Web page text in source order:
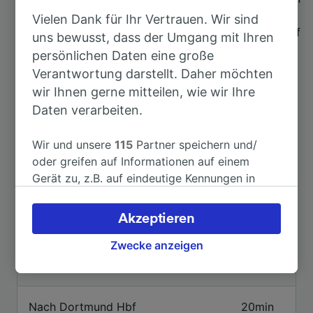
erreicht werden. Sehenswürdigkeiten wie der
Wetterschacht Margarethe und der Emscherquellhof
können nach ca. 25 Gehminuten besichtigt werden
und das Freibad Schöne Flöte ist nach 22 Minuten
zu Fuß erreichbar.
Top Strecken ab Holzwickede
Nach Dortmund Hbf 20min
Vielen Dank für Ihr Vertrauen. Wir sind
uns bewusst, dass der Umgang mit Ihren
persönlichen Daten eine große
Verantwortung darstellt. Daher möchten
wir Ihnen gerne mitteilen, wie wir Ihre
Daten verarbeiten.
Wir und unsere115 Partner speichern und/
oder greifen auf Informationen auf einem
Gerät zu, z.B. auf eindeutige Kennungen in
verarbeiten. Sie können Ihre Präferenzen
akzeptieren oder verwalten, einschließlich
Ihres Widerspruchsrechts bei berechtigtem
Zwecke anzeigen
Akzeptieren